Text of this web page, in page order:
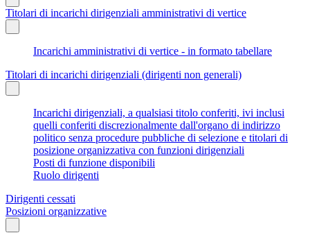
Titolari di incarichi dirigenziali amministrativi di vertice
Incarichi amministrativi di vertice - in formato tabellare
Titolari di incarichi dirigenziali (dirigenti non generali)
Incarichi dirigenziali, a qualsiasi titolo conferiti, ivi inclusi
quelli conferiti discrezionalmente dall'organo di indirizzo
politico senza procedure pubbliche di selezione e titolari di
posizione organizzativa con funzioni dirigenziali
Posti di funzione disponibili
Ruolo dirigenti
Dirigenti cessati
Posizioni organizzative